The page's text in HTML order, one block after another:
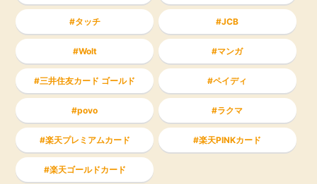
タッチ JCB
Wolt マンガ
三井住友カード ゴールド ペイディ
povo ラクマ
楽天プレミアムカード 楽天PINKカード
楽天ゴールドカード